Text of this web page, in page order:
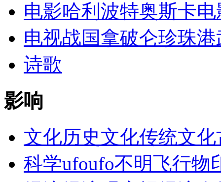
电影哈利波特奥斯卡电
电视战国拿破仑珍珠港
诗歌
影响
文化历史文化传统文化
科学ufoufo不明飞行物